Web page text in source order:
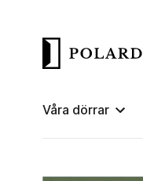
Våra dörrar